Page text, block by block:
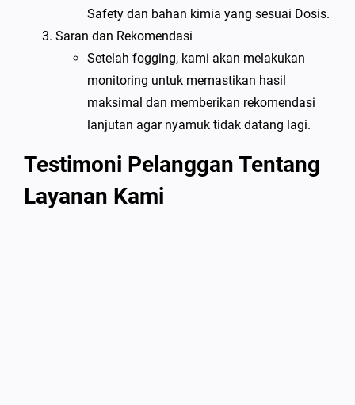
Safety dan bahan kimia yang sesuai Dosis.
Saran dan Rekomendasi
Setelah fogging, kami akan melakukan
monitoring untuk memastikan hasil
maksimal dan memberikan rekomendasi
lanjutan agar nyamuk tidak datang lagi.
Testimoni Pelanggan Tentang
Layanan Kami